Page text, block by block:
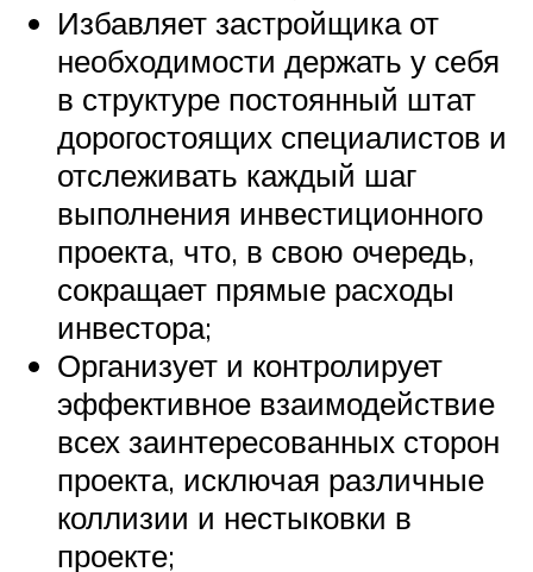
Избавляет застройщика от
необходимости держать у себя
в структуре постоянный штат
дорогостоящих специалистов и
отслеживать каждый шаг
выполнения инвестиционного
проекта, что, в свою очередь,
сокращает прямые расходы
инвестора;
Организует и контролирует
эффективное взаимодействие
всех заинтересованных сторон
проекта, исключая различные
коллизии и нестыковки в
проекте;